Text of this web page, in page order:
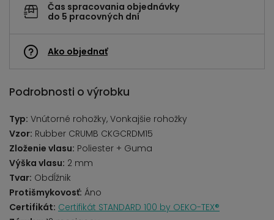
Čas spracovania objednávky
do 5 pracovných dní
Ako objednať
Podrobnosti o výrobku
Typ: Vnútorné rohožky, Vonkajšie rohožky
Vzor: Rubber CRUMB CKGCRDM15
Zloženie vlasu: Poliester + Guma
Výška vlasu: 2 mm
Tvar: Obdĺžnik
Protišmykovosť: Áno
Certifikát: Certifikát STANDARD 100 by OEKO-TEX®